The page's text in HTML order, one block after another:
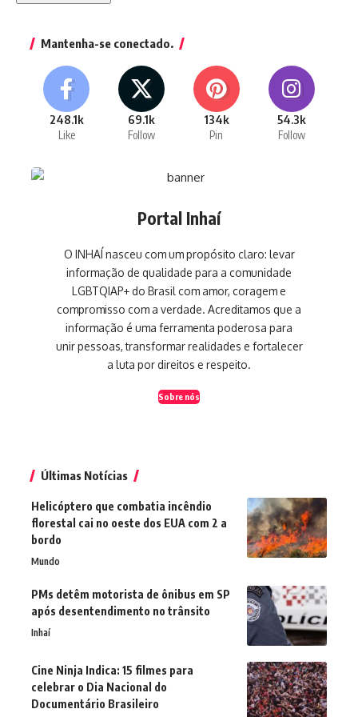
Mantenha-se conectado.
248.1k
Like
69.1k
Follow
134k
Pin
54.3k
Follow
Portal Inhaí
O INHAÍ nasceu com um propósito claro: levar
informação de qualidade para a comunidade
LGBTQIAP+ do Brasil com amor, coragem e
compromisso com a verdade. Acreditamos que a
informação é uma ferramenta poderosa para
unir pessoas, transformar realidades e fortalecer
a luta por direitos e respeito.
Sobre nós
Últimas Notícias
Helicóptero que combatia incêndio
florestal cai no oeste dos EUA com 2 a
bordo
Mundo
PMs detêm motorista de ônibus em SP
após desentendimento no trânsito
Inhaí
Cine Ninja Indica: 15 filmes para
celebrar o Dia Nacional do
Documentário Brasileiro